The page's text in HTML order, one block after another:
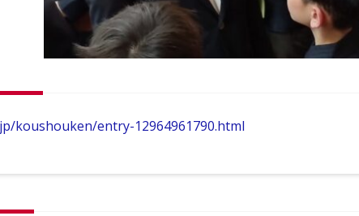
koushouken/entry-12964961790.html